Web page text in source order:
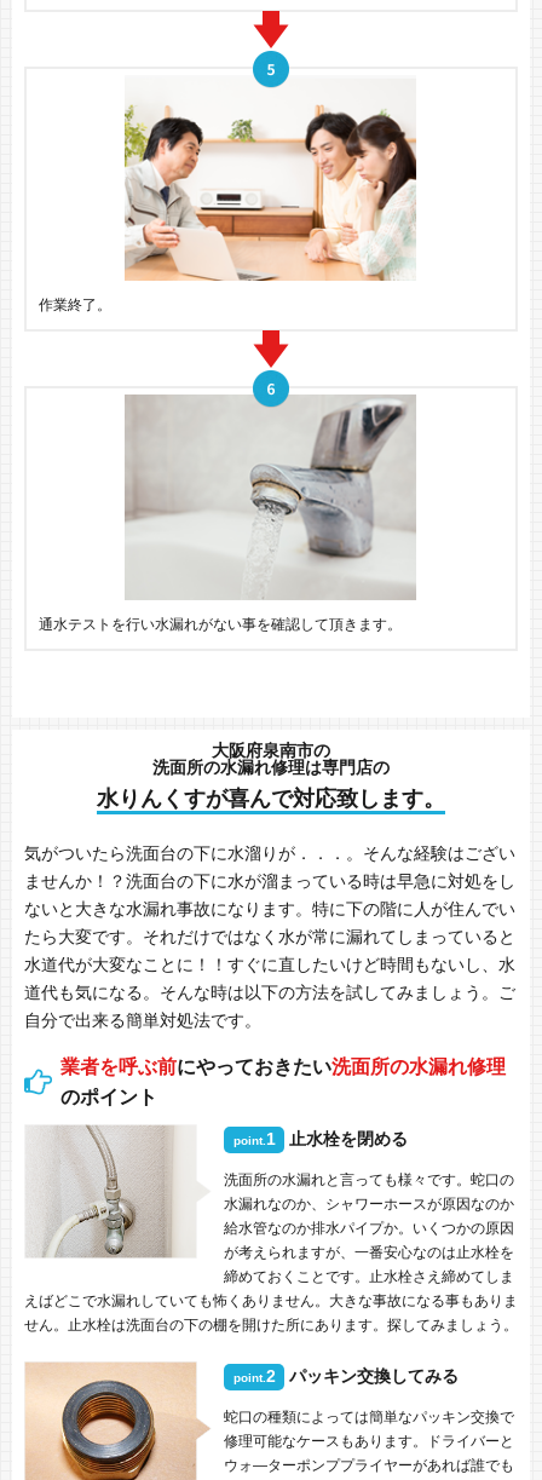
作業終了。
通水テストを行い水漏れがない事を確認して頂きます。
大阪府泉南市の
洗面所の水漏れ修理は専門店の
水りんくすが喜んで対応致します。
気がついたら洗面台の下に水溜りが．．．。そんな経験はござい
ませんか！？洗面台の下に水が溜まっている時は早急に対処をし
ないと大きな水漏れ事故になります。特に下の階に人が住んでい
たら大変です。それだけではなく水が常に漏れてしまっていると
水道代が大変なことに！！すぐに直したいけど時間もないし、水
道代も気になる。そんな時は以下の方法を試してみましょう。ご
自分で出来る簡単対処法です。
業者を呼ぶ前にやっておきたい洗面所の水漏れ修理
のポイント
point. 1 止水栓を閉める
洗面所の水漏れと言っても様々です。蛇口の
水漏れなのか、シャワーホースが原因なのか
給水管なのか排水パイプか。いくつかの原因
が考えられますが、一番安心なのは止水栓を
締めておくことです。止水栓さえ締めてしま
えばどこで水漏れしていても怖くありません。大きな事故になる事もありま
せん。止水栓は洗面台の下の棚を開けた所にあります。探してみましょう。
point.2 パッキン交換してみる
蛇口の種類によっては簡単なパッキン交換で
修理可能なケースもあります。ドライバーと
ウォ―ターポンププライヤーがあれば誰でも